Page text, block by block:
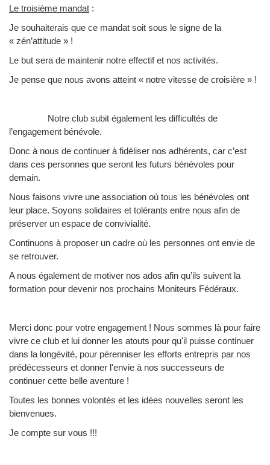
Le troisième mandat :
Je souhaiterais que ce mandat soit sous le signe de la
« zén’attitude » !
Le but sera de maintenir notre effectif et nos activités.
Je pense que nous avons atteint « notre vitesse de croisière » !
Notre club subit également les difficultés de
l’engagement bénévole.
Donc à nous de continuer à fidéliser nos adhérents, car c’est
dans ces personnes que seront les futurs bénévoles pour
demain.
Nous faisons vivre une association où tous les bénévoles ont
leur place. Soyons solidaires et tolérants entre nous afin de
préserver un espace de convivialité.
Continuons à proposer un cadre où les personnes ont envie de
se retrouver.
A nous également de motiver nos ados afin qu’ils suivent la
formation pour devenir nos prochains Moniteurs Fédéraux.
Merci donc pour votre engagement ! Nous sommes là pour faire
vivre ce club et lui donner les atouts pour qu'il puisse continuer
dans la longévité, pour pérenniser les efforts entrepris par nos
prédécesseurs et donner l'envie à nos successeurs de
continuer cette belle aventure !
Toutes les bonnes volontés et les idées nouvelles seront les
bienvenues.
Je compte sur vous !!!